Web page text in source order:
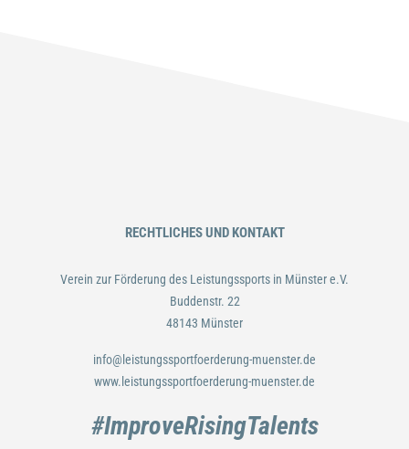
RECHTLICHES UND KONTAKT
Verein zur Förderung des Leistungssports in Münster e.V.
Buddenstr. 22
48143 Münster
info@leistungssportfoerderung-muenster.de
www.leistungssportfoerderung-muenster.de
#ImproveRisingTalents